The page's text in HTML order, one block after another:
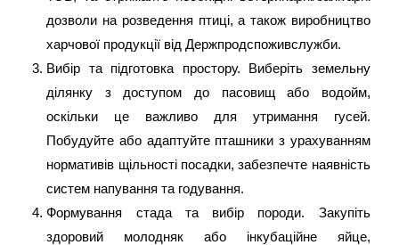
дозволи на розведення птиці, а також виробництво
харчової продукції від Держпродспоживслужби.
Вибір та підготовка простору. Виберіть земельну
ділянку з доступом до пасовищ або водойм,
оскільки це важливо для утримання гусей.
Побудуйте або адаптуйте пташники з урахуванням
нормативів щільності посадки, забезпечте наявність
систем напування та годування.
Формування стада та вибір породи. Закупіть
здоровий молодняк або інкубаційне яйце,